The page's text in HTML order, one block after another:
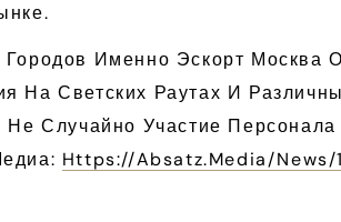
Именно Эскорт Москва
На Светских Раутах И
Не Случайно Участие
Https://absatz.media/